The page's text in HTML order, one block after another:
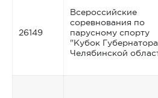
26149
Всероссийские
соревнования по
парусному спорту
"Кубок Губернатора
Челябинской